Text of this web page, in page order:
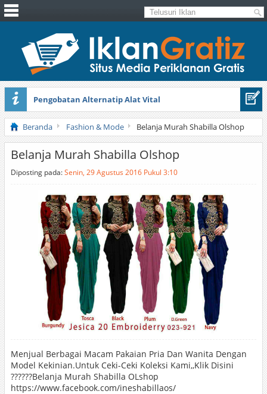
Pengobatan Alternatip Alat Vital
Pita Cantik Pesona
Beranda Fashion & Mode Belanja Murah Shabilla Olshop
Belanja Murah Shabilla Olshop
Diposting pada:Senin, 29 Agustus 2016 Pukul 3:10
Menjual Berbagai Macam Pakaian Pria Dan Wanita Dengan
Model Kekinian.Untuk Ceki-Ceki Koleksi Kami,,Klik Disini
??????Belanja Murah Shabilla OLshop
https://www.facebook.com/ineshabillaos/